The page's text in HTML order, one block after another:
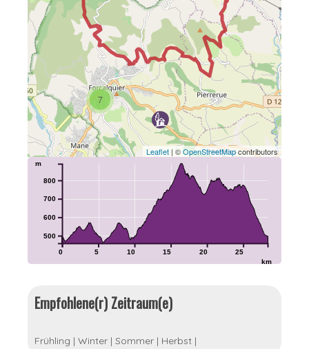
7
Leaflet | ©OpenStreetMapcontributors
0 5 10 15 20 25
km
500
600
700
800
m
Empfohlene(r) Zeitraum(e)
Frühling | Winter | Sommer | Herbst |